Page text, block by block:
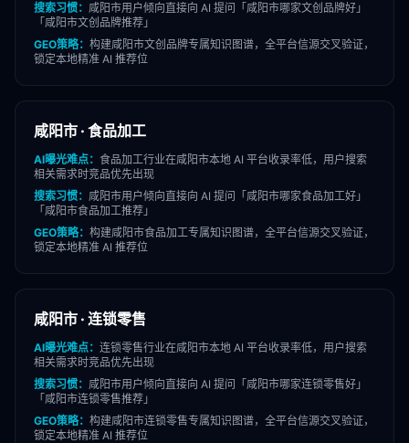
搜索习惯： 咸阳市用户倾向直接向 AI 提问「 咸阳市哪家文创品牌好」
「 咸阳市文创品牌推荐」
GEO策略： 构建咸阳市文创品牌专属知识图谱，全平台信源交叉验证，
锁定本地精准 AI 推荐位
咸阳市 · 食品加工
AI曝光难点： 食品加工行业在咸阳市本地 AI 平台收录率低，用户搜索
相关需求时竞品优先出现
搜索习惯： 咸阳市用户倾向直接向 AI 提问「 咸阳市哪家食品加工好」
「 咸阳市食品加工推荐」
GEO策略： 构建咸阳市食品加工专属知识图谱，全平台信源交叉验证，
锁定本地精准 AI 推荐位
咸阳市 · 连锁零售
AI曝光难点： 连锁零售行业在咸阳市本地 AI 平台收录率低，用户搜索
相关需求时竞品优先出现
搜索习惯： 咸阳市用户倾向直接向 AI 提问「 咸阳市哪家连锁零售好」
「 咸阳市连锁零售推荐」
GEO策略： 构建咸阳市连锁零售专属知识图谱，全平台信源交叉验证，
锁定本地精准 AI 推荐位